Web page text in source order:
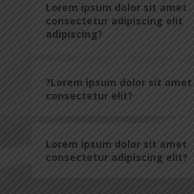
Lorem ipsum dolor sit amet
consectetur adipiscing elit
adipiscing?
?Lorem ipsum dolor sit amet
consectetur elit?
Lorem ipsum dolor sit amet
consectetur adipiscing elit?